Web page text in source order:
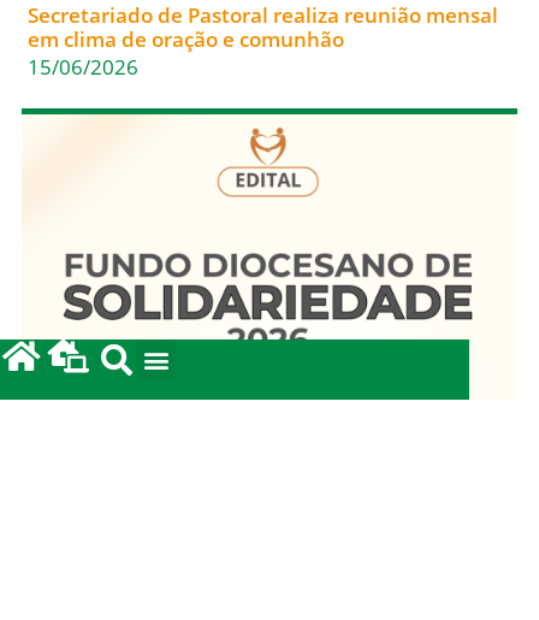
Secretariado de Pastoral realiza reunião mensal
em clima de oração e comunhão
15/06/2026